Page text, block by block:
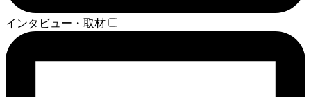
インタビュー・取材